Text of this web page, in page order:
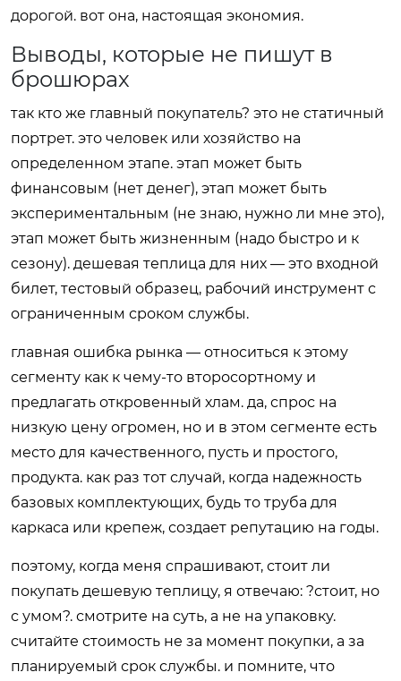
дорогой. вот она, настоящая экономия.
Выводы, которые не пишут в
брошюрах
так кто же главный покупатель? это не статичный
портрет. это человек или хозяйство на
определенном этапе. этап может быть
финансовым (нет денег), этап может быть
экспериментальным (не знаю, нужно ли мне это),
этап может быть жизненным (надо быстро и к
сезону). дешевая теплица для них — это входной
билет, тестовый образец, рабочий инструмент с
ограниченным сроком службы.
главная ошибка рынка — относиться к этому
сегменту как к чему-то второсортному и
предлагать откровенный хлам. да, спрос на
низкую цену огромен, но и в этом сегменте есть
место для качественного, пусть и простого,
продукта. как раз тот случай, когда надежность
базовых комплектующих, будь то труба для
каркаса или крепеж, создает репутацию на годы.
поэтому, когда меня спрашивают, стоит ли
покупать дешевую теплицу, я отвечаю: ?стоит, но
с умом?. смотрите на суть, а не на упаковку.
считайте стоимость не за момент покупки, а за
планируемый срок службы. и помните, что